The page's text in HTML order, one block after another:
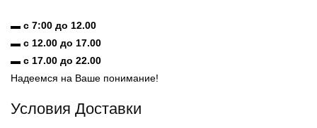
▬ с 7:00 до 12.00
▬ с 12.00 до 17.00
▬ с 17.00 до 22.00
Надеемся на Ваше понимание!
Условия Доставки